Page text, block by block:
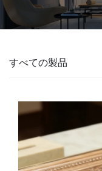
すべての製品